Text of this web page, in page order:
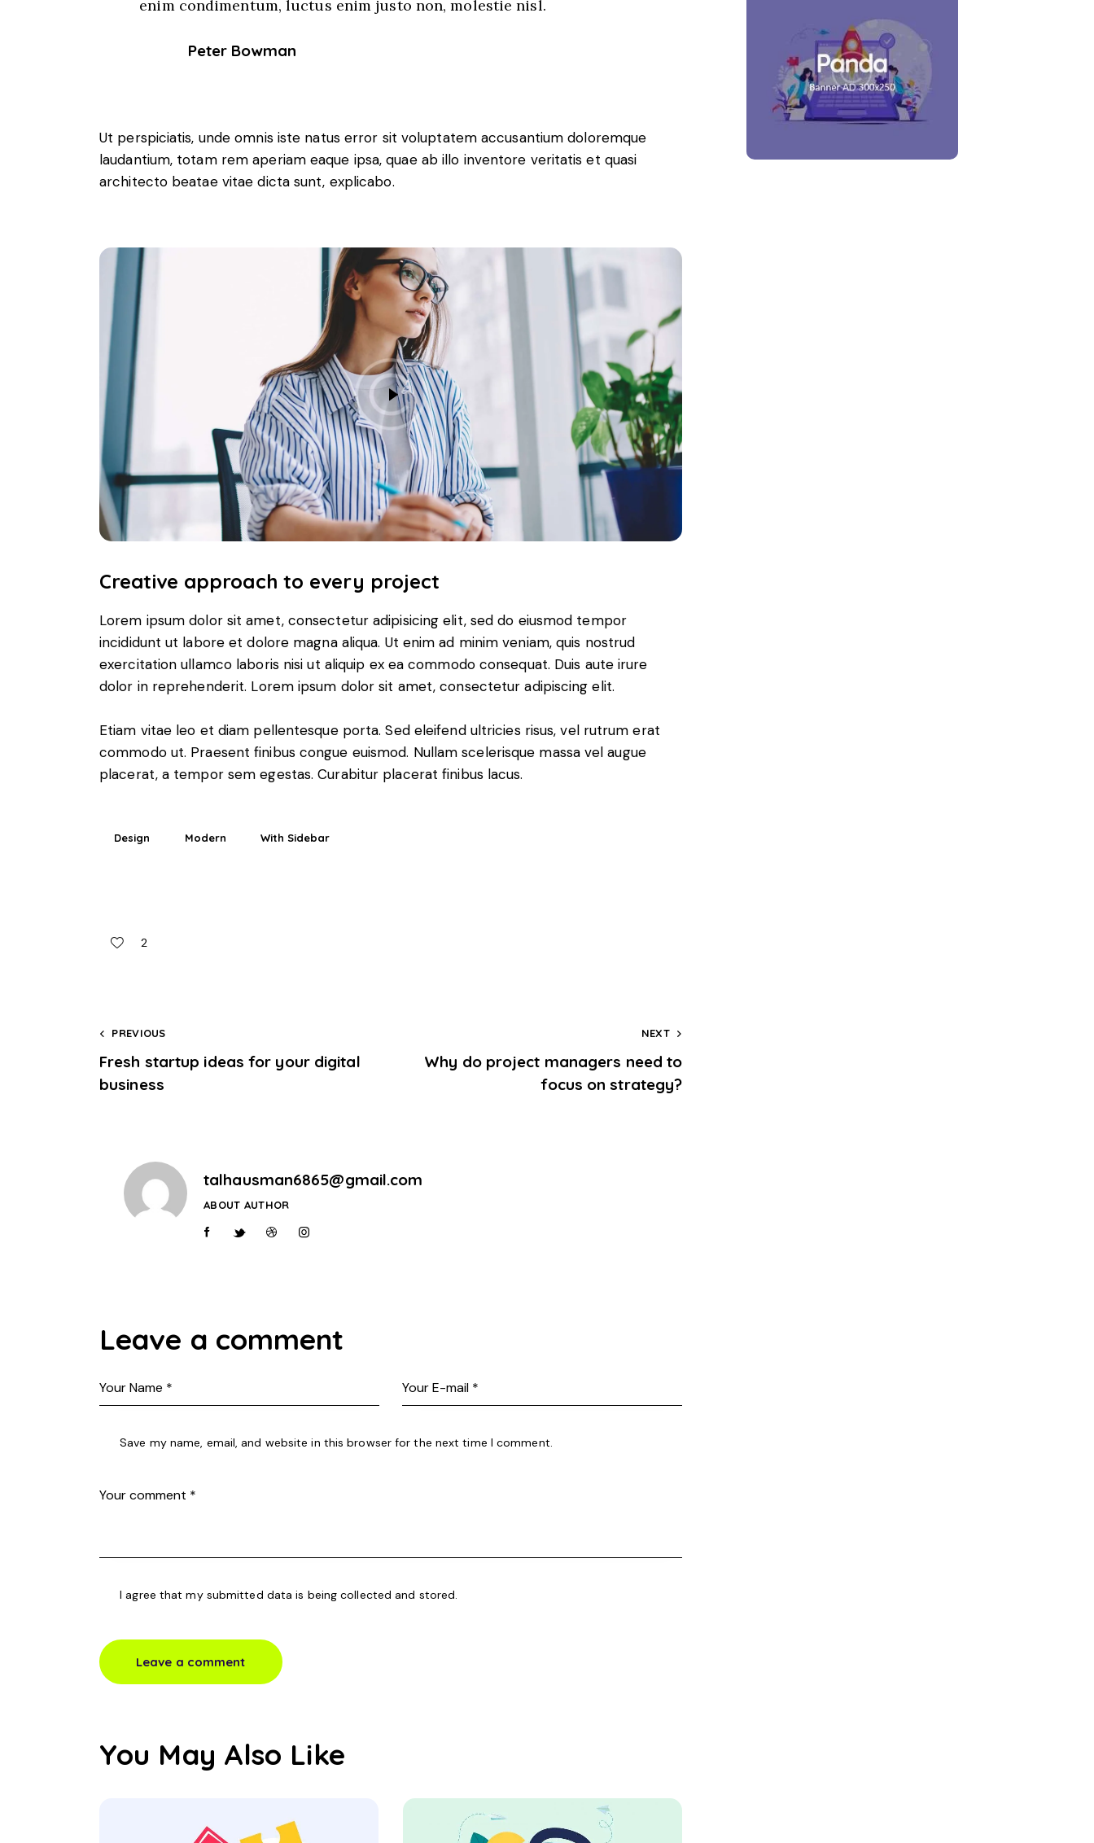
enim condimentum, luctus enim justo non, molestie nisl.
Peter Bowman
Ut perspiciatis, unde omnis iste natus error sit voluptatem accusantium doloremque
laudantium, totam rem aperiam eaque ipsa, quae ab illo inventore veritatis et quasi
architecto beatae vitae dicta sunt, explicabo.
Creative approach to every project
Lorem ipsum dolor sit amet, consectetur adipisicing elit, sed do eiusmod tempor
incididunt ut labore et dolore magna aliqua. Ut enim ad minim veniam, quis nostrud
exercitation ullamco laboris nisi ut aliquip ex ea commodo consequat. Duis aute irure
dolor in reprehenderit. Lorem ipsum dolor sit amet, consectetur adipiscing elit.
Etiam vitae leo et diam pellentesque porta. Sed eleifend ultricies risus, vel rutrum erat
commodo ut. Praesent finibus congue euismod. Nullam scelerisque massa vel augue
placerat, a tempor sem egestas. Curabitur placerat finibus lacus.
Design Modern With Sidebar
2
PREVIOUS
Fresh startup ideas for your digital
business
NEXT
Why do project managers need to
focus on strategy?
talhausman6865@gmail.com
ABOUT AUTHOR
Leave a comment
Save my name, email, and website in this browser for the next time I comment.
I agree that my submitted data is being collected and stored.
You May Also Like